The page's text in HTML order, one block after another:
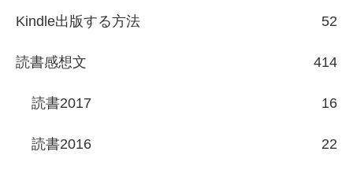
Kindle出版する方法 52
読書感想文 414
読書2017 16
読書2016 22